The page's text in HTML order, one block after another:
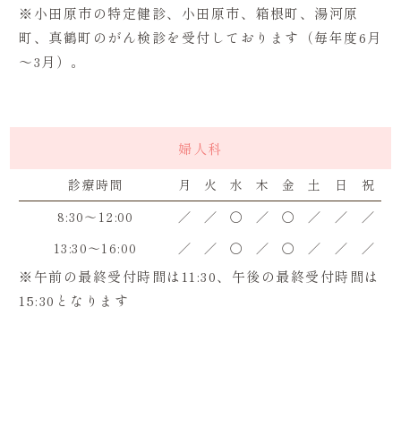
※小田原市の特定健診、小田原市、箱根町、湯河原
町、真鶴町のがん検診を受付しております（毎年度6月
～3月）。
婦人科
診療時間 月 火 水 木 金 土 日
祝
8:30～12:00
／ ／ 〇 ／ 〇 ／ ／
／
13:30～16:00
／ ／ 〇 ／ 〇 ／ ／ ／
※午前の最終受付時間は11:30、午後の最終受付時間は
15:30となります